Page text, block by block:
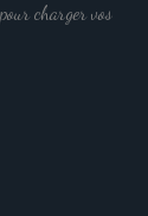
charger vos